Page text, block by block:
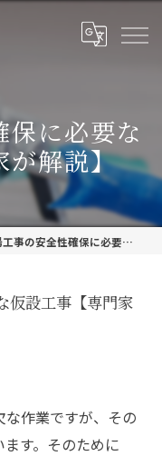
に必要な
が解説】
の安全性確保に必要な仮設工事【専門家が解説】
仮設工事【専門家
作業ですが、その
す。そのために